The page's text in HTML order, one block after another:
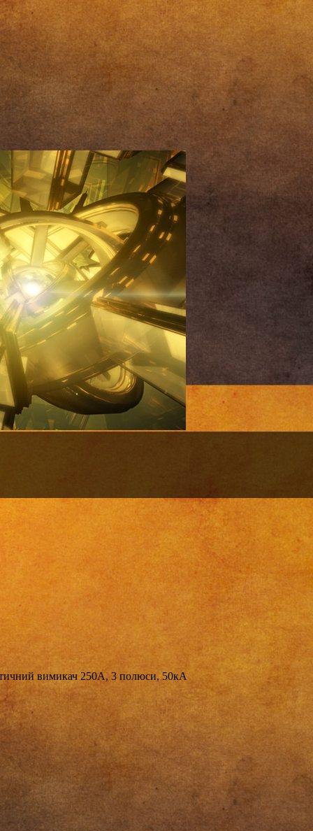
вимикач 250А, 3 полюси, 50кА